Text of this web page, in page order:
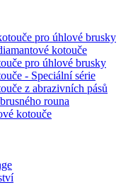
pro úhlové brusky
kotouče
pro úhlové brusky
- Speciální série
z abrazivních pásů
rouna
kotouče